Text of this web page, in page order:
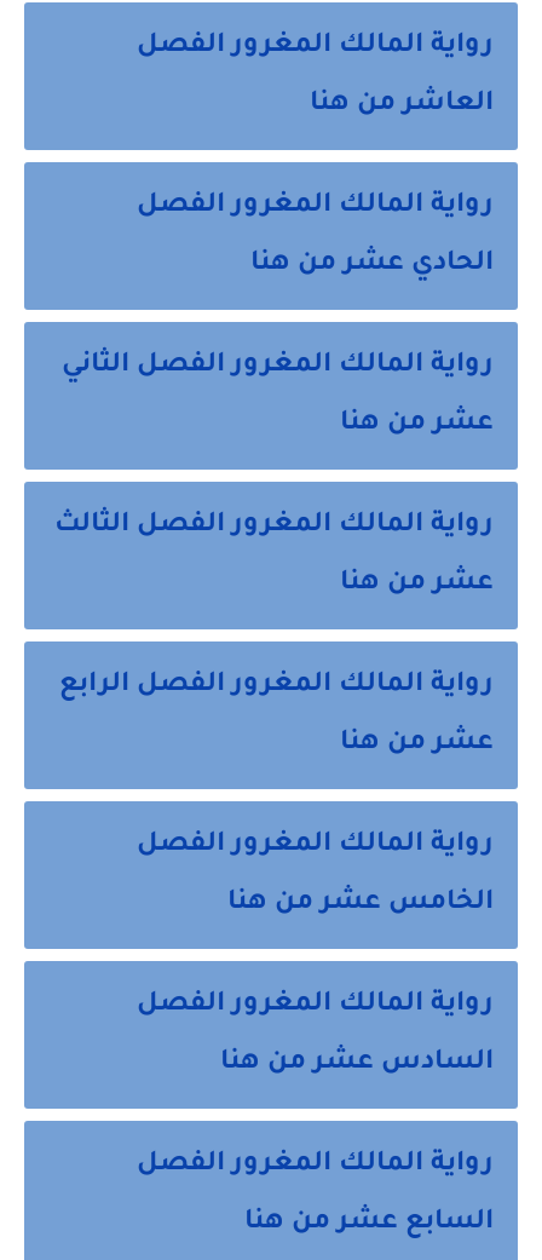
رواية المالك المغرور الفصل
العاشر من هنا
رواية المالك المغرور الفصل
الحادي عشر من هنا
رواية المالك المغرور الفصل الثاني
عشر من هنا
رواية المالك المغرور الفصل الثالث
عشر من هنا
رواية المالك المغرور الفصل الرابع
عشر من هنا
رواية المالك المغرور الفصل
الخامس عشر من هنا
رواية المالك المغرور الفصل
السادس عشر من هنا
رواية المالك المغرور الفصل
السابع عشر من هنا